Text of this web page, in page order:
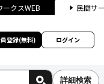
ークスWEB 民間サ
登録(無料) ログイン
詳細検索